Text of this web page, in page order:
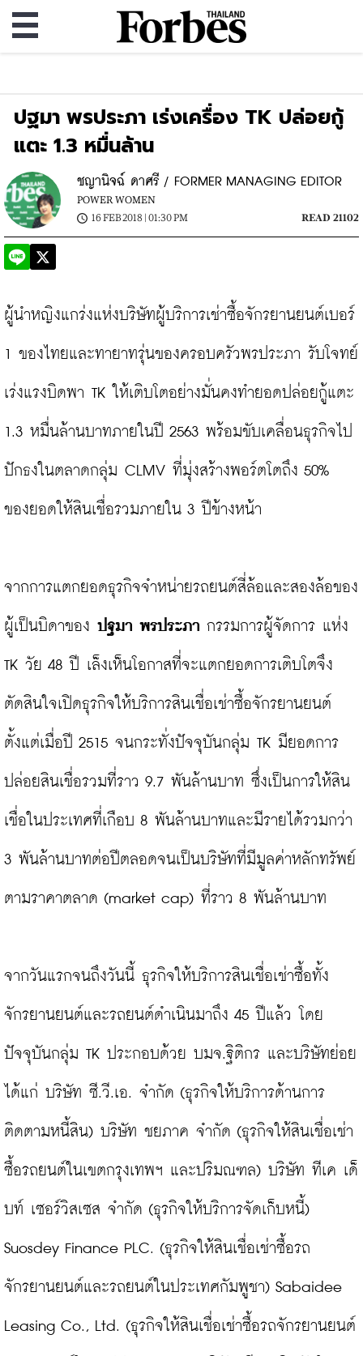
ปฐมา พรประภา เร่งเครื่อง TK ปล่อยกู้
แตะ 1.3 หมื่นล้าน
ชญานิจฉ์ ดาศรี / FORMER MANAGING EDITOR
POWER WOMEN
16 FEB 2018 | 01:30 PM
READ 21102
ผู้นำหญิงแกร่งแห่งบริษัทผู้บริการเช่าซื้อจักรยานยนต์เบอร์
1 ของไทยและทายาทรุ่นของครอบครัวพรประภา รับโจทย์
เร่งแรงบิดพา TK ให้เติบโตอย่างมั่นคงทำยอดปล่อยกู้แตะ
1.3 หมื่นล้านบาทภายในปี 2563 พร้อมขับเคลื่อนธุรกิจไป
ปักธงในตลาดกลุ่ม CLMV ที่มุ่งสร้างพอร์ตโตถึง 50%
ของยอดให้สินเชื่อรวมภายใน 3 ปีข้างหน้า
จากการแตกยอดธุรกิจจำหน่ายรถยนต์สี่ล้อและสองล้อของ
ผู้เป็นบิดาของ ปฐมา พรประภา กรรมการผู้จัดการ แห่ง
TK วัย 48 ปี เล็งเห็นโอกาสที่จะแตกยอดการเติบโตจึง
ตัดสินใจเปิดธุรกิจให้บริการสินเชื่อเช่าซื้อจักรยานยนต์
ตั้งแต่เมื่อปี 2515 จนกระทั่งปัจจุบันกลุ่ม TK มียอดการ
ปล่อยสินเชื่อรวมที่ราว 9.7 พันล้านบาท ซึ่งเป็นการให้สิน
เชื่อในประเทศที่เกือบ 8 พันล้านบาทและมีรายได้รวมกว่า
3 พันล้านบาทต่อปีตลอดจนเป็นบริษัทที่มีมูลค่าหลักทรัพย์
ตามราคาตลาด (market cap) ที่ราว 8 พันล้านบาท
จากวันแรกจนถึงวันนี้ ธุรกิจให้บริการสินเชื่อเช่าซื้อทั้ง
จักรยานยนต์และรถยนต์ดำเนินมาถึง 45 ปีแล้ว โดย
ปัจจุบันกลุ่ม TK ประกอบด้วย บมจ.ฐิติกร และบริษัทย่อย
ได้แก่ บริษัท ซี.วี.เอ. จำกัด (ธุรกิจให้บริการด้านการ
ติดตามหนี้สิน) บริษัท ชยภาค จำกัด (ธุรกิจให้สินเชื่อเช่า
ซื้อรถยนต์ในเขตกรุงเทพฯ และปริมณฑล) บริษัท ทีเค เด็
บท์ เซอร์วิสเซส จำกัด (ธุรกิจให้บริการจัดเก็บหนี้)
Suosdey Finance PLC. (ธุรกิจให้สินเชื่อเช่าซื้อรถ
จักรยานยนต์และรถยนต์ในประเทศกัมพูชา) Sabaidee
Leasing Co., Ltd. (ธุรกิจให้สินเชื่อเช่าซื้อรถจักรยานยนต์